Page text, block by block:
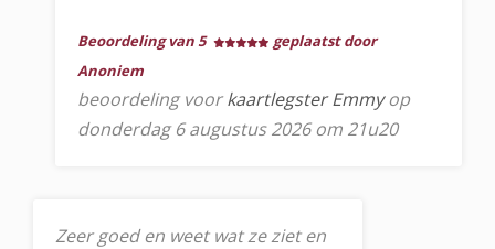
Beoordeling van 5
geplaatst door
Anoniem
beoordeling voorkaartlegster Emmyop
donderdag 6 augustus 2026 om 21u20
Zeer goed en weet wat ze ziet en